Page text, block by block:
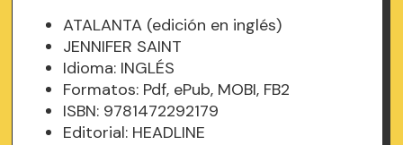
ATALANTA (edición en inglés)
JENNIFER SAINT
Idioma: INGLÉS
Formatos: Pdf, ePub, MOBI, FB2
ISBN: 9781472292179
Editorial: HEADLINE